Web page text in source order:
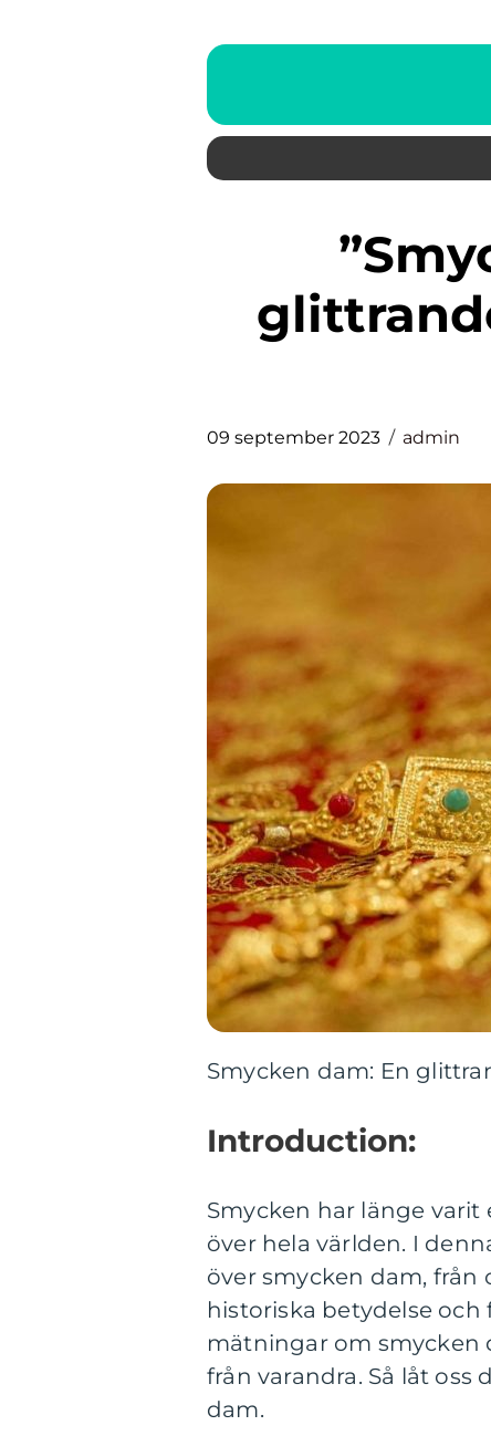
”Smycken dam” – En
09 september 2023 admin
Smycken dam: En
Introduction:
Smycken har länge
över hela världen. I
över smycken dam, från
historiska betydelse
mätningar om smycken
från varandra. Så låt oss
dam.